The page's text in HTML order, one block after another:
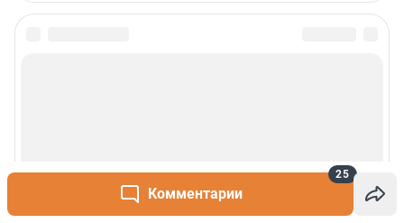
Комментарии
25